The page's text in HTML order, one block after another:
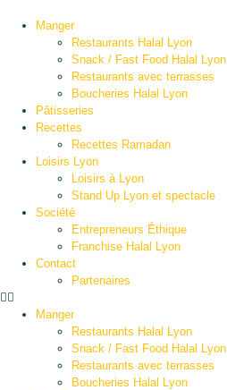
Manger
Restaurants Halal Lyon
Snack / Fast Food Halal Lyon
Restaurants avec terrasses
Boucheries Halal Lyon
Pâtisseries
Recettes
Recettes Ramadan
Loisirs Lyon
Loisirs à Lyon
Stand Up Lyon et spectacle
Société
Entrepreneurs Éthique
Franchise Halal Lyon
Contact
Partenaires
Manger
Restaurants Halal Lyon
Snack / Fast Food Halal Lyon
Restaurants avec terrasses
Boucheries Halal Lyon